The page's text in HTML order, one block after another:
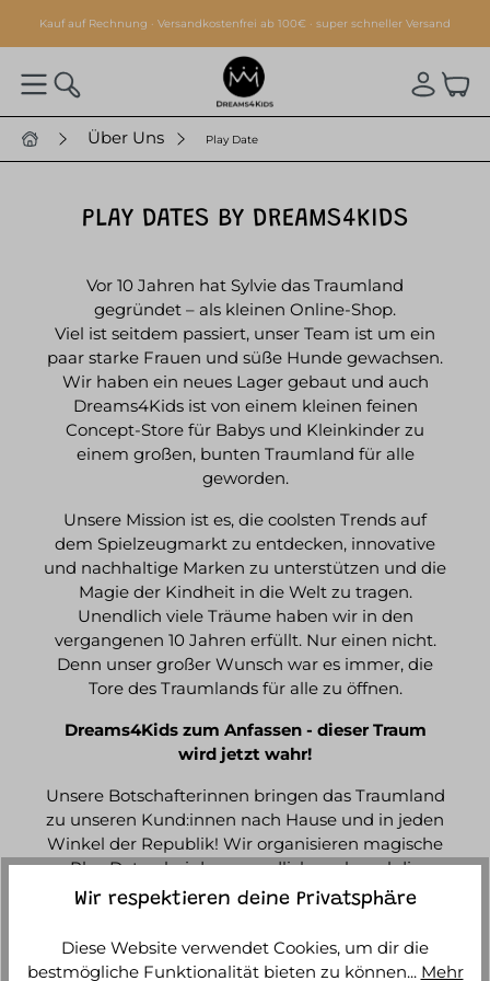
springen
Kauf auf Rechnung · Versandkostenfrei ab 100€ · super schneller Versand
Über Uns Play Date
PLAY DATES BY DREAMS4KIDS
Vor 10 Jahren hat Sylvie das Traumland
gegründet – als kleinen Online-Shop.
Viel ist seitdem passiert, unser Team ist um ein
paar starke Frauen und süße Hunde gewachsen.
Wir haben ein neues Lager gebaut und auch
Dreams4Kids ist von einem kleinen feinen
Concept-Store für Babys und Kleinkinder zu
einem großen, bunten Traumland für alle
geworden.
Unsere Mission ist es, die coolsten Trends auf
dem Spielzeugmarkt zu entdecken, innovative
und nachhaltige Marken zu unterstützen und die
Magie der Kindheit in die Welt zu tragen.
Unendlich viele Träume haben wir in den
vergangenen 10 Jahren erfüllt. Nur einen nicht.
Denn unser großer Wunsch war es immer, die
Tore des Traumlands für alle zu öffnen.
Dreams4Kids zum Anfassen - dieser Traum
wird jetzt wahr!
Unsere Botschafterinnen bringen das Traumland
zu unseren Kund:innen nach Hause und in jeden
Winkel der Republik! Wir organisieren magische
Play Dates, bei denen endlich auch mal die
Großen spielen dürfen. Die Play Dates sind wie
neusten Trends zum Anfassen, den coolsten
Highlights zum Ausprobieren und immer ein
Wir respektieren deine Privatsphäre
Diese Website verwendet Cookies, um dir die
bestmögliche Funktionalität bieten zu können... Mehr